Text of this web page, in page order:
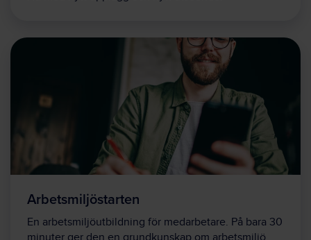
Arbetsmiljöstarten
En arbetsmiljöutbildning för medarbetare. På bara 30